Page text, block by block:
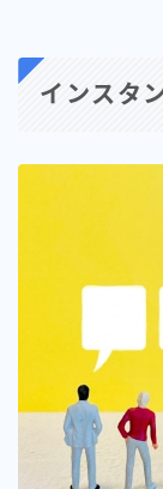
インスタ